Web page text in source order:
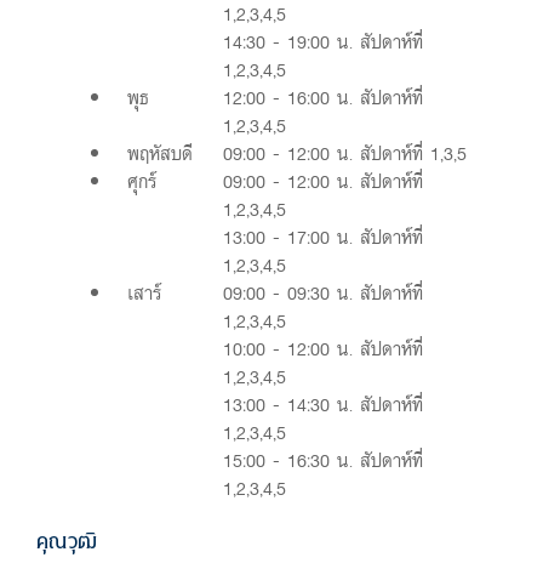
1,2,3,4,5
14:30 - 19:00 น. สัปดาห์ที่
1,2,3,4,5
พุธ
12:00 - 16:00 น. สัปดาห์ที่
1,2,3,4,5
พฤหัสบดี
09:00 - 12:00 น. สัปดาห์ที่ 1,3,5
ศุกร์
09:00 - 12:00 น. สัปดาห์ที่
1,2,3,4,5
13:00 - 17:00 น. สัปดาห์ที่
1,2,3,4,5
เสาร์
09:00 - 09:30 น. สัปดาห์ที่
1,2,3,4,5
10:00 - 12:00 น. สัปดาห์ที่
1,2,3,4,5
13:00 - 14:30 น. สัปดาห์ที่
1,2,3,4,5
15:00 - 16:30 น. สัปดาห์ที่
1,2,3,4,5
คุณวุฒิ